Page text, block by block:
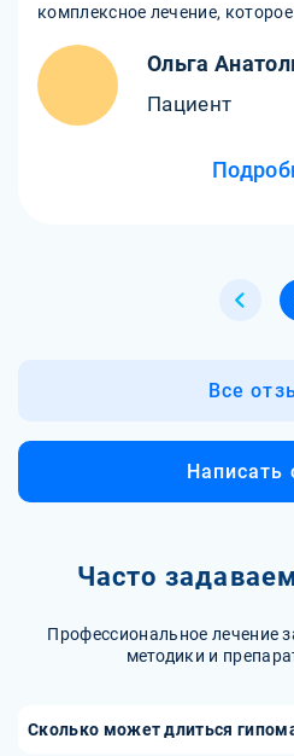
комплексное лечение,
чуткое отношение!
Ольга
Пациент
Все
Написать
Часто
Профессиональное лечение
методики и
Сколько может длиться